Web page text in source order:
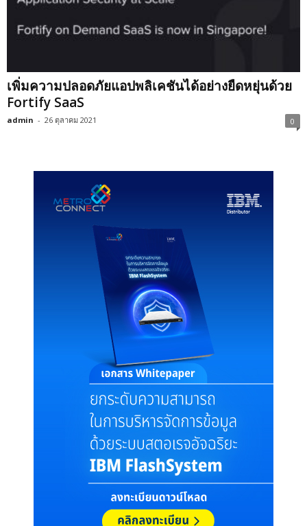
เพิ่มความปลอดภัยแอปพลิเคชันได้อย่างยืดหยุ่นด้วย
Fortify SaaS
admin - 26 ตุลาคม 2021 0